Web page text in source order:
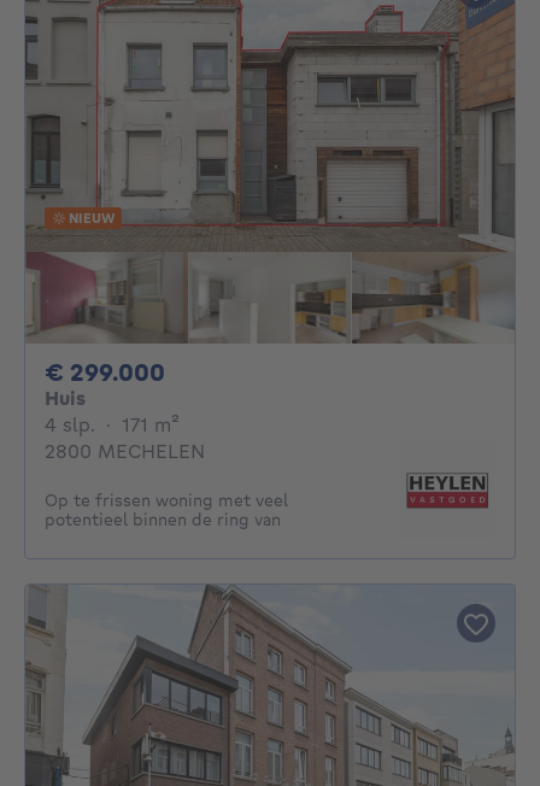
NIEUW
€ 299.000
Huis
4 slp. 4 slaapkamers
· 171 m²
2800 MECHELEN
Op te frissen woning met veel
potentieel binnen de ring van